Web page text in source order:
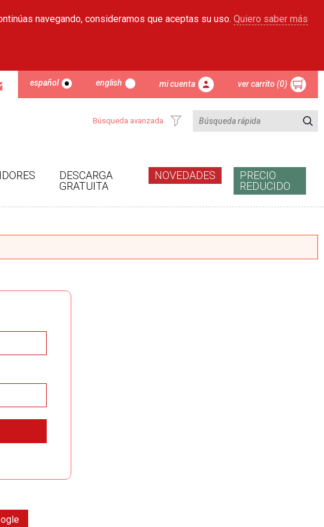
navegando, consideramos que aceptas su uso. Quiero saber más
español english mi cuenta ver carrito (0)
Búsqueda avanzada
DESCARGA
GRATUITA
NOVEDADES
PRECIO
REDUCIDO